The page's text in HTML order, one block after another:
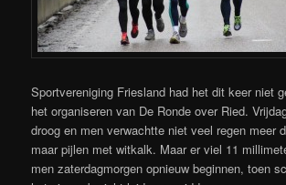
Sportvereniging Friesland had het dit keer niet
het organiseren van De Ronde over Ried.
droog en men verwachtte niet veel regen meer
maar pijlen met witkalk. Maar er viel 11
men zaterdagmorgen opnieuw beginnen, toen